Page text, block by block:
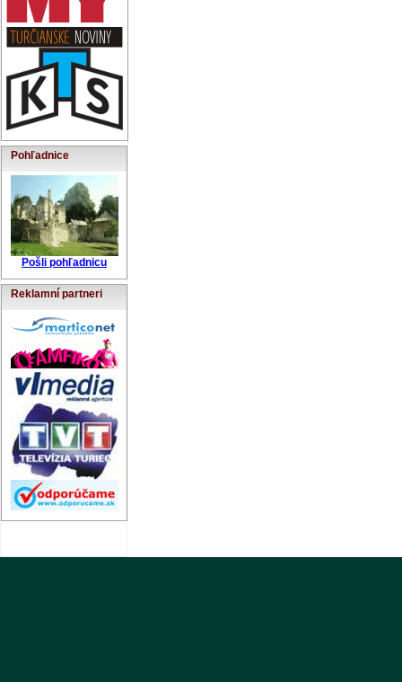
Pohľadnice
Pošli pohľadnicu
Reklamní partneri